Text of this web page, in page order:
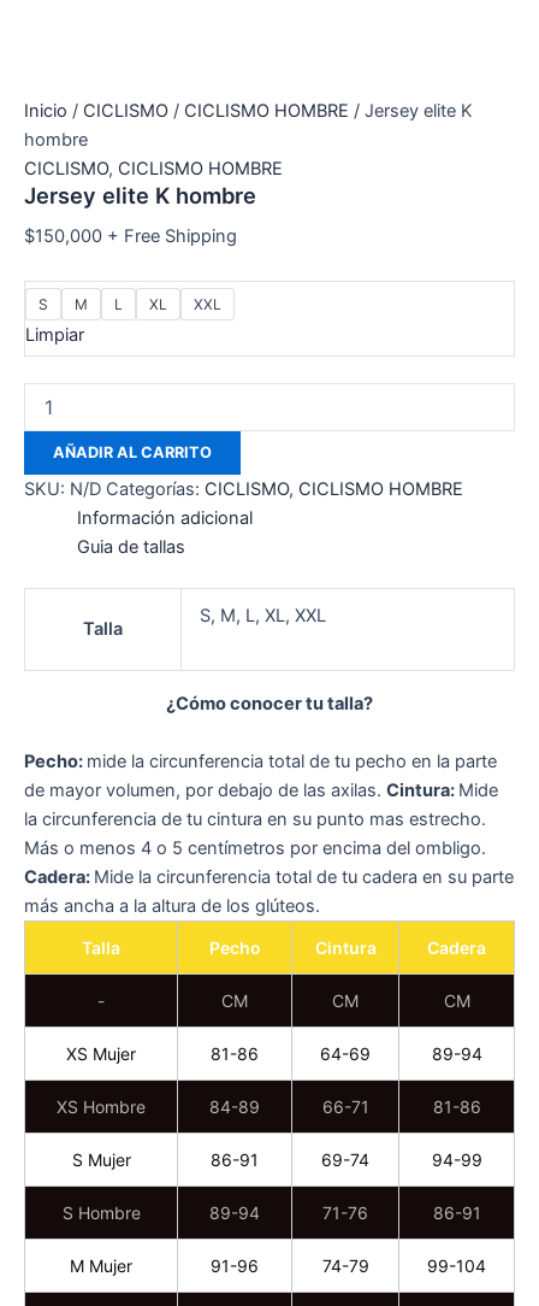
Inicio / CICLISMO / CICLISMO HOMBRE / Jersey elite K
hombre
CICLISMO, CICLISMO HOMBRE
Jersey elite K hombre
$150,000 + Free Shipping
S M L XL XXL
Limpiar
AÑADIR AL CARRITO
SKU: N/D Categorías: CICLISMO, CICLISMO HOMBRE
Información adicional
Guia de tallas
Talla
S, M, L, XL, XXL
¿Cómo conocer tu talla?
Pecho: mide la circunferencia total de tu pecho en la parte
de mayor volumen, por debajo de las axilas. Cintura: Mide
la circunferencia de tu cintura en su punto mas estrecho.
Más o menos 4 o 5 centímetros por encima del ombligo.
Cadera: Mide la circunferencia total de tu cadera en su parte
más ancha a la altura de los glúteos.
Talla Pecho Cintura Cadera
- CM CM CM
XS Mujer 81-86 64-69 89-94
XS Hombre 84-89 66-71 81-86
S Mujer 86-91 69-74 94-99
S Hombre 89-94 71-76 86-91
M Mujer 91-96 74-79 99-104